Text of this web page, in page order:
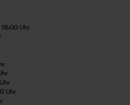
Uhr
Uhr